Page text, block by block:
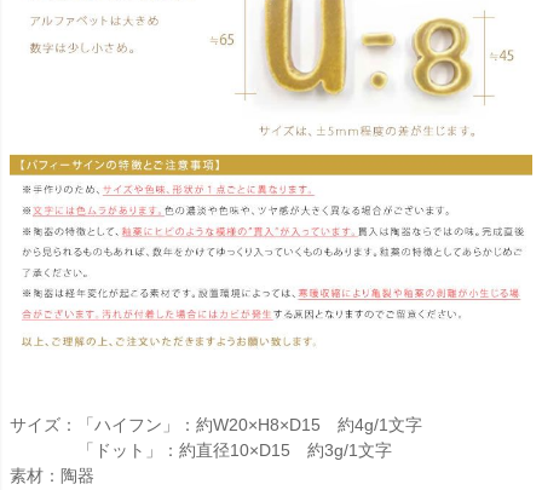
サイズ：「ハイフン」：約W20×H8×D15 約4g/1文字
「ドット」：約直径10×D15 約3g/1文字
素材：陶器